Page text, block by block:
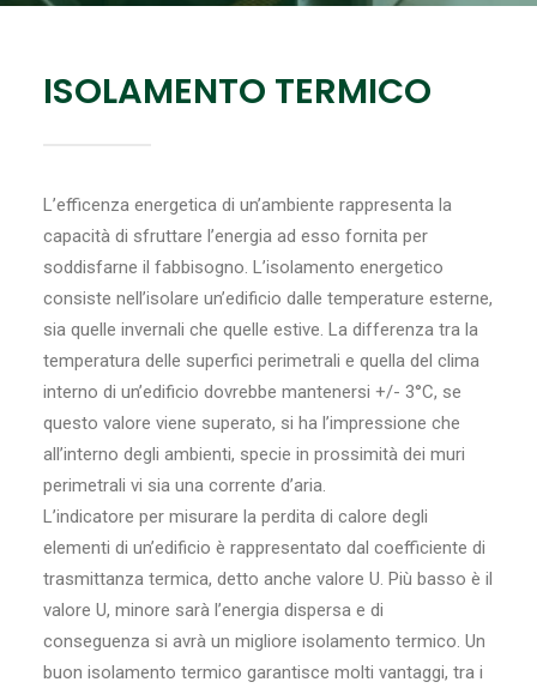
ISOLAMENTO TERMICO
L’efficenza energetica di un’ambiente rappresenta la
capacità di sfruttare l’energia ad esso fornita per
soddisfarne il fabbisogno. L’isolamento energetico
consiste nell’isolare un’edificio dalle temperature esterne,
sia quelle invernali che quelle estive. La differenza tra la
temperatura delle superfici perimetrali e quella del clima
interno di un’edificio dovrebbe mantenersi +/- 3°C, se
questo valore viene superato, si ha l’impressione che
all’interno degli ambienti, specie in prossimità dei muri
perimetrali vi sia una corrente d’aria.
L’indicatore per misurare la perdita di calore degli
elementi di un’edificio è rappresentato dal coefficiente di
trasmittanza termica, detto anche valore U. Più basso è il
valore U, minore sarà l’energia dispersa e di
conseguenza si avrà un migliore isolamento termico. Un
buon isolamento termico garantisce molti vantaggi, tra i